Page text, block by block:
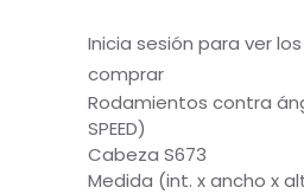
Inicia sesión para ver
comprar
Rodamientos contra
SPEED)
Cabeza S673
Medida (int. x ancho x